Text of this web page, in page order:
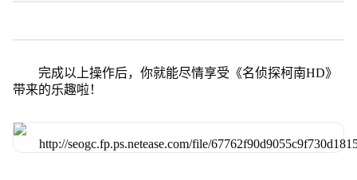
完成以上操作后，你就能尽情享受《名侦探柯南HD》
带来的乐趣啦！